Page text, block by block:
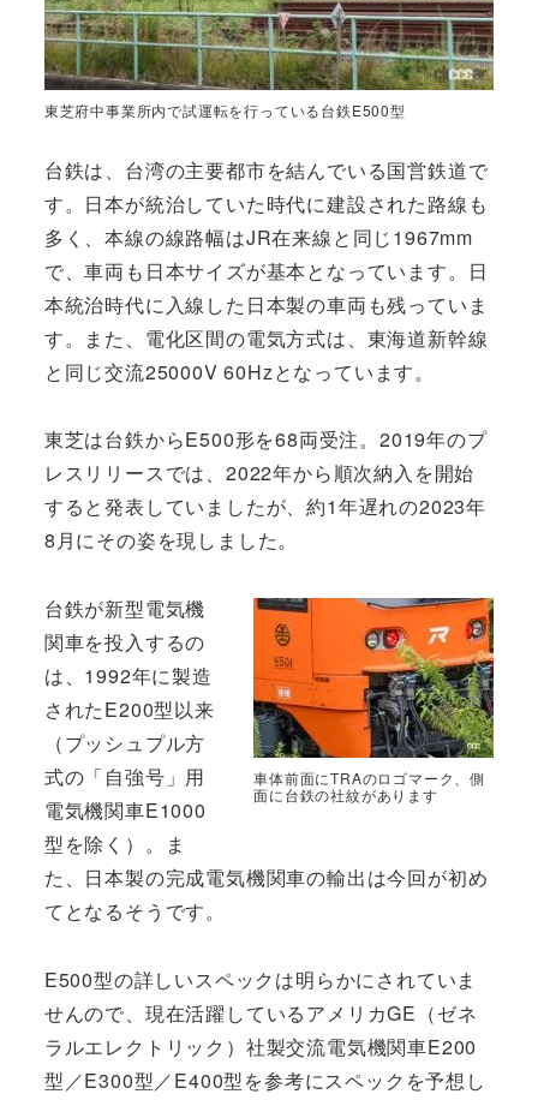
東芝府中事業所内で試運転を行っている台鉄E500型
台鉄は、台湾の主要都市を結んでいる国営鉄道で
す。日本が統治していた時代に建設された路線も
多く、本線の線路幅はJR在来線と同じ1967mm
で、車両も日本サイズが基本となっています。日
本統治時代に入線した日本製の車両も残っていま
す。また、電化区間の電気方式は、東海道新幹線
と同じ交流25000V 60Hzとなっています。
東芝は台鉄からE500形を68両受注。2019年のプ
レスリリースでは、2022年から順次納入を開始
すると発表していましたが、約1年遅れの2023年
8月にその姿を現しました。
車体前面にTRAのロゴマーク、側
面に台鉄の社紋があります
台鉄が新型電気機
関車を投入するの
は、1992年に製造
されたE200型以来
（プッシュプル方
式の「自強号」用
電気機関車E1000
型を除く）。ま
た、日本製の完成電気機関車の輸出は今回が初め
てとなるそうです。
E500型の詳しいスペックは明らかにされていま
せんので、現在活躍しているアメリカGE（ゼネ
ラルエレクトリック）社製交流電気機関車E200
型／E300型／E400型を参考にスペックを予想し